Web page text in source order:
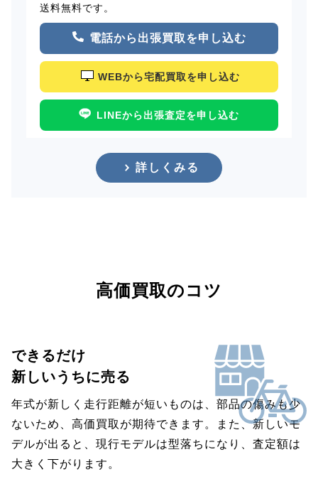
送料無料です。
電話から出張買取を申し込む
WEBから宅配買取を申し込む
LINEから出張査定を申し込む
詳しくみる
高価買取のコツ
できるだけ
新しいうちに売る
年式が新しく走行距離が短いものは、部品の傷みも少
ないため、高価買取が期待できます。また、新しいモ
デルが出ると、現行モデルは型落ちになり、査定額は
大きく下がります。